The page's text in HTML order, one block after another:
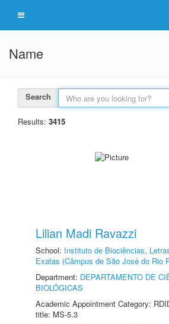
Name
Search
Results: 3415
Lilian Madi Ravazzi
School: Instituto de Biociências,
Exatas (Câmpus de São José do Rio
Department: DEPARTAMENTO DE
BIOLÓGICAS
Academic Appointment Category:
title: MS-5.3